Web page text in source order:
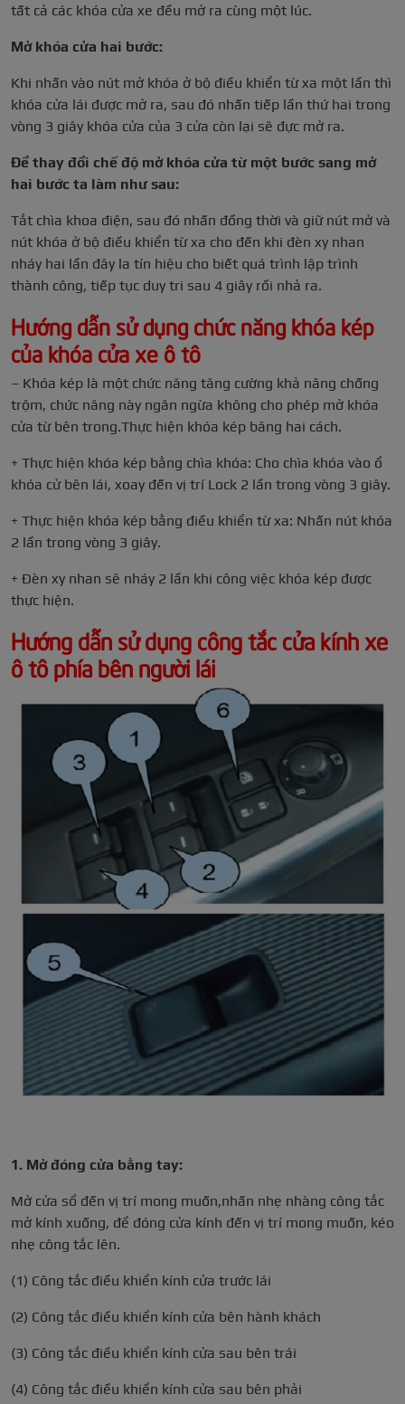
tất cả các khóa cửa xe đều mở ra cùng một lúc.
Mở khóa cửa hai bước:
Khi nhấn vào nút mở khóa ở bộ điều khiển từ xa một lần thì
khóa cửa lái được mở ra, sau đó nhấn tiếp lần thứ hai trong
vòng 3 giây khóa cửa của 3 cửa còn lại sẽ đực mở ra.
Để thay đổi chế độ mở khóa cửa từ một bước sang mở
hai bước ta làm như sau:
Tắt chìa khoa điện, sau đó nhấn đồng thời và giữ nút mở và
nút khóa ở bộ điều khiển từ xa cho đến khi đèn xy nhan
nháy hai lần đây la tín hiệu cho biết quá trình lập trình
thành công, tiếp tục duy tri sau 4 giây rồi nhả ra.
Hướng dẫn sử dụng chức năng khóa kép
của khóa cửa xe ô tô
– Khóa kép là một chức năng tăng cường khả năng chống
trộm, chức năng này ngăn ngừa không cho phép mở khóa
cửa từ bên trong.Thực hiện khóa kép băng hai cách.
+ Thực hiện khóa kép bằng chìa khóa: Cho chìa khóa vào ổ
khóa cử bên lái, xoay đến vị trí Lock 2 lần trong vòng 3 giây.
+ Thực hiện khóa kép bằng điều khiển từ xa: Nhấn nút khóa
2 lần trong vòng 3 giây.
+ Đèn xy nhan sẽ nháy 2 lần khi công việc khóa kép được
thực hiện.
Hướng dẫn sử dụng công tắc cửa kính xe
ô tô phía bên người lái
1. Mở đóng cửa bằng tay:
Mở cửa sổ đến vị trí mong muốn,nhấn nhẹ nhàng công tắc
mở kính xuống, để đóng cửa kính đến vị trí mong muốn, kéo
nhẹ công tắc lên.
(1) Công tắc điều khiển kính cửa trước lái
(2) Công tắc điều khiển kính cửa bên hành khách
(3) Công tắc điều khiển kính cửa sau bên trái
(4) Công tắc điều khiển kính cửa sau bên phải